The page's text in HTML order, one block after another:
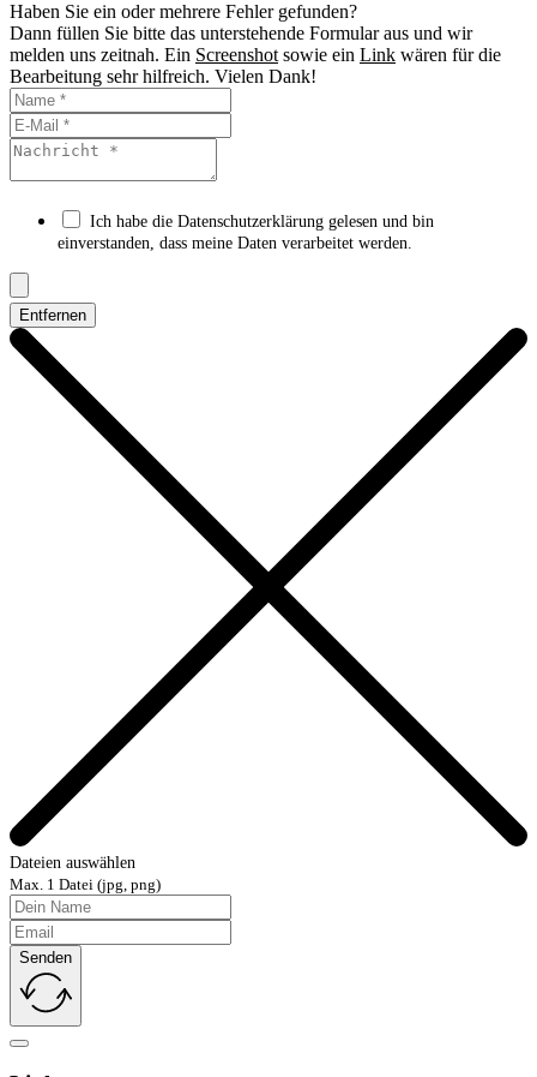
Haben Sie ein oder mehrere Fehler gefunden?
Dann füllen Sie bitte das unterstehende Formular aus und wir
melden uns zeitnah. Ein Screenshot sowie ein Link wären für die
Bearbeitung sehr hilfreich. Vielen Dank!
Ich habe die Datenschutzerklärung gelesen und bin
einverstanden, dass meine Daten verarbeitet werden.
Entfernen
Dateien auswählen
Max. 1 Datei (jpg, png)
Senden